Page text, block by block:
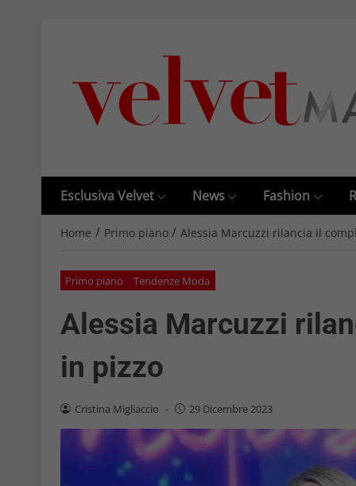
Esclusiva Velvet News Fashion
Home / Primo piano / Alessia Marcuzzi rilancia il
Primo piano Tendenze Moda
Alessia Marcuzzi
in pizzo
Cristina Migliaccio - 29 Dicembre 2023